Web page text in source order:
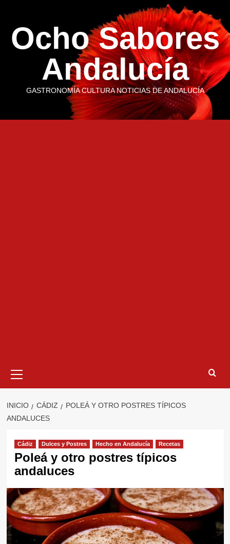
contenido
Ocho Sabores
Andalucía
GASTRONOMÍA CULTURA NOTICIAS DE ANDALUCÍA
primario
INICIO CÁDIZ
POLEÁ Y OTRO POSTRES TÍPICOS
ANDALUCES
Cádiz Dulces y Postres Hecho en Andalucía Recetas
Poleá y otro postres típicos
andaluces